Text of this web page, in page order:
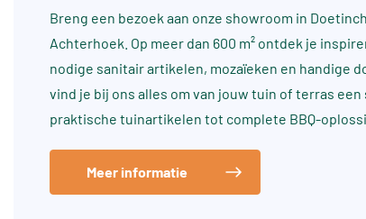
Breng een bezoek aan onze showroom in
Achterhoek. Op meer dan 600 m² ontdek je
nodige sanitair artikelen, mozaïeken en handige
vind je bij ons alles om van jouw tuin of terras
praktische tuinartikelen tot complete BBQ-
Meer informatie